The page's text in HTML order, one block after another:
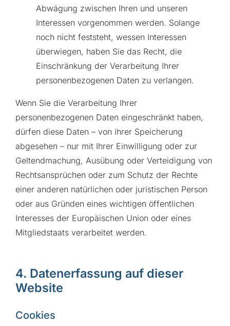
Abwägung zwischen Ihren und unseren
Interessen vorgenommen werden. Solange
noch nicht feststeht, wessen Interessen
überwiegen, haben Sie das Recht, die
Einschränkung der Verarbeitung Ihrer
personenbezogenen Daten zu verlangen.
Wenn Sie die Verarbeitung Ihrer
personenbezogenen Daten eingeschränkt haben,
dürfen diese Daten – von ihrer Speicherung
abgesehen – nur mit Ihrer Einwilligung oder zur
Geltendmachung, Ausübung oder Verteidigung von
Rechtsansprüchen oder zum Schutz der Rechte
einer anderen natürlichen oder juristischen Person
oder aus Gründen eines wichtigen öffentlichen
Interesses der Europäischen Union oder eines
Mitgliedstaats verarbeitet werden.
4. Datenerfassung auf dieser
Website
Cookies